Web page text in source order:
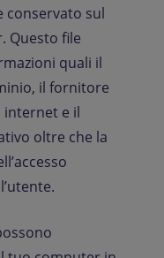
conservato sul
Questo file
quali il
il fornitore
internet e il
oltre che la